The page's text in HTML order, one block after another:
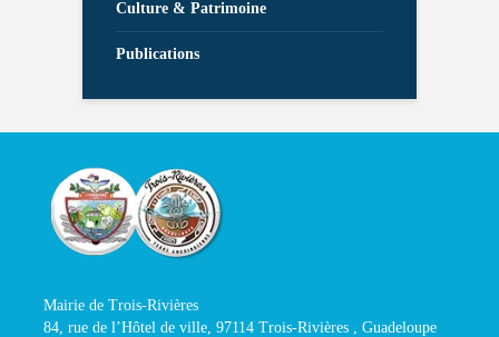
Culture & Patrimoine
Publications
Mairie de Trois-Rivières
84, rue de l’Hôtel de ville, 97114 Trois-Rivières , Guadeloupe